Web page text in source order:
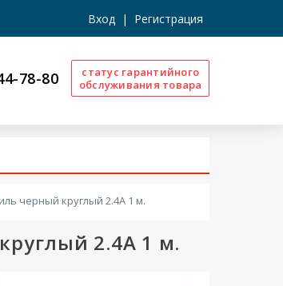
Вход | Регистрация
78-80
статус гарантийного
обслуживания товара
черный круглый 2.4A 1 м.
2.4A 1 м.